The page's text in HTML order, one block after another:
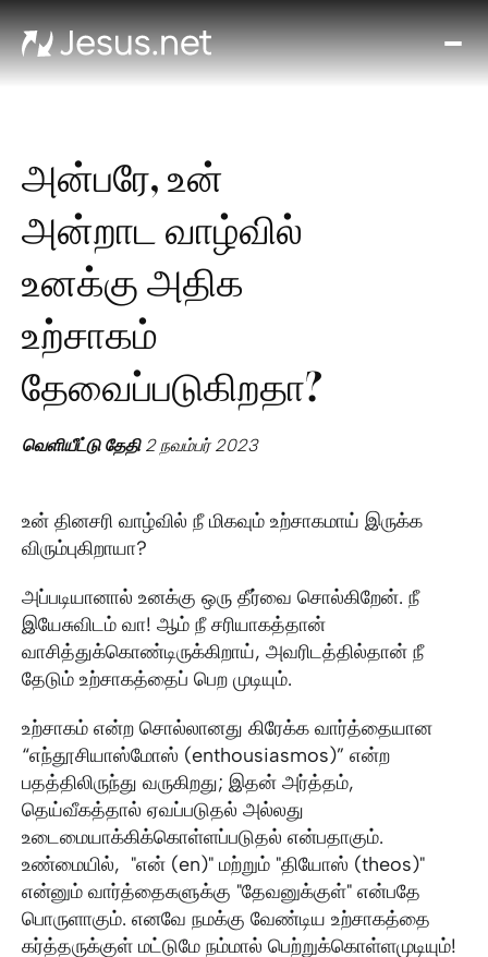
அன்பரே, உன்
அன்றாட வாழ்வில்
உனக்கு அதிக
உற்சாகம்
தேவைப்படுகிறதா?
வெளியீட்டு தேதி2 நவம்பர் 2023
உன் தினசரி வாழ்வில் நீ மிகவும் உற்சாகமாய் இருக்க
விரும்புகிறாயா?
அப்படியானால் உனக்கு ஒரு தீர்வை சொல்கிறேன். நீ
இயேசுவிடம் வா! ஆம் நீ சரியாகத்தான்
வாசித்துக்கொண்டிருக்கிறாய், அவரிடத்தில்தான் நீ
தேடும் உற்சாகத்தைப் பெற முடியும்.
உற்சாகம் என்ற சொல்லானது கிரேக்க வார்த்தையான
“எந்தூசியாஸ்மோஸ் (enthousiasmos)” என்ற
பதத்திலிருந்து வருகிறது; இதன் அர்த்தம்,
தெய்வீகத்தால் ஏவப்படுதல் அல்லது
உடைமையாக்கிக்கொள்ளப்படுதல் என்பதாகும்.
உண்மையில், "என் (en)" மற்றும் "தியோஸ் (theos)"
என்னும் வார்த்தைகளுக்கு "தேவனுக்குள்" என்பதே
பொருளாகும். எனவே நமக்கு வேண்டிய உற்சாகத்தை
கர்த்தருக்குள் மட்டுமே நம்மால் பெற்றுக்கொள்ளமுடியும்!